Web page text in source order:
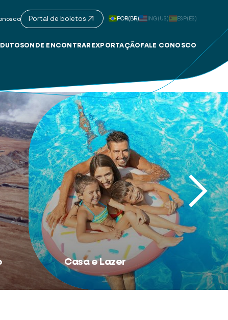
Portal de boletos POR(BR) ING(US) ESP(ES)
ONDE ENCONTRAR EXPORTAÇÃO FALE CONOSCO
Casa e Lazer